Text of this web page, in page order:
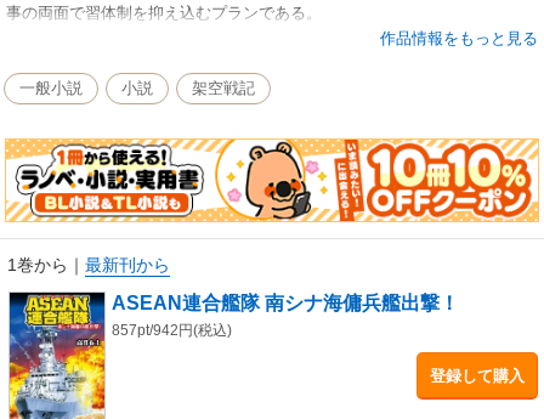
事の両面で習体制を抑え込むプランである。
作品情報をもっと見る
一般小説 小説 架空戦記
1巻から ｜ 最新刊から
ASEAN連合艦隊 南シナ海傭兵艦出撃！
857pt/942円(税込)
登録して購入